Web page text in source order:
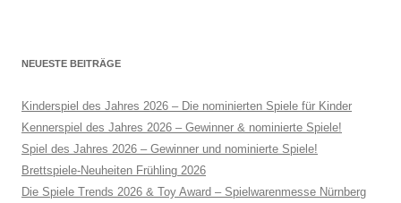
NEUESTE BEITRÄGE
Kinderspiel des Jahres 2026 – Die nominierten Spiele für Kinder
Kennerspiel des Jahres 2026 – Gewinner & nominierte Spiele!
Spiel des Jahres 2026 – Gewinner und nominierte Spiele!
Brettspiele-Neuheiten Frühling 2026
Die Spiele Trends 2026 & Toy Award – Spielwarenmesse Nürnberg